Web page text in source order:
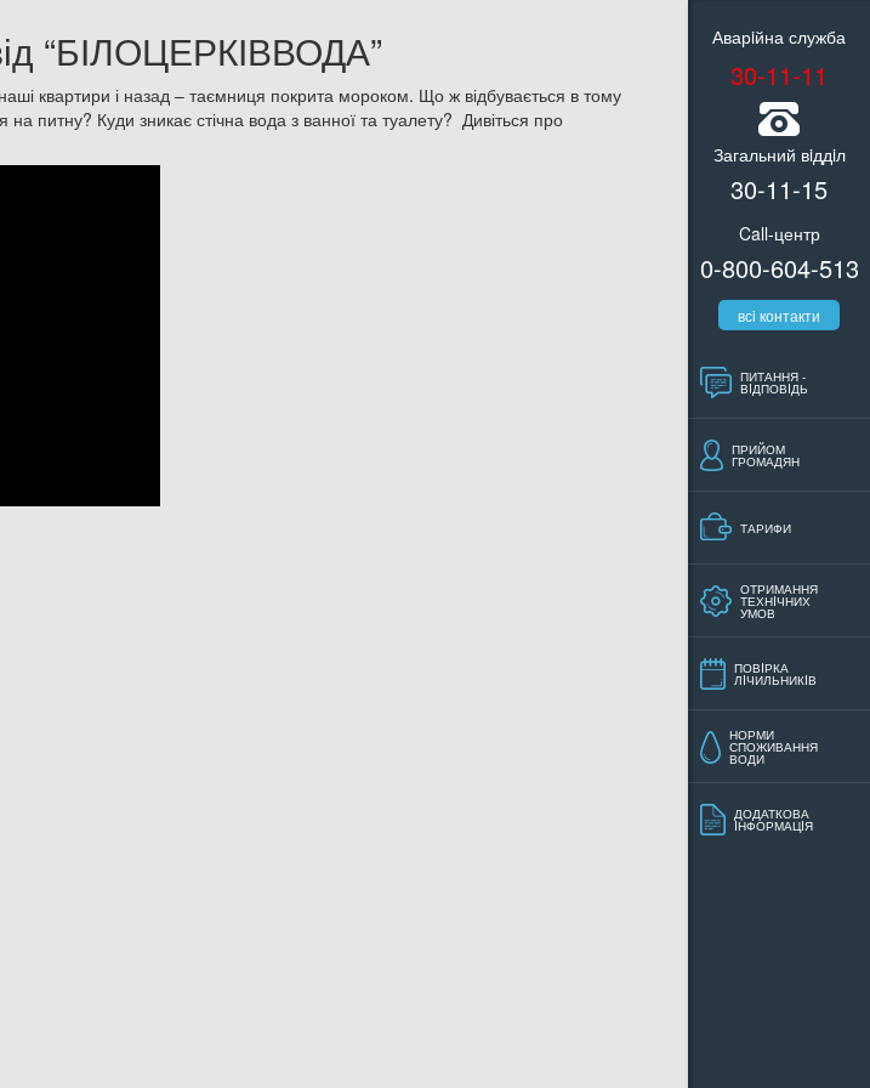
Аварiйна служба
30-11-11
Загальний вiддiл
30-11-15
Call-центр
0-800-604-513
всi контакти
ПИТАННЯ -
ВIДПОВIДЬ
ПРИЙОМ
ГРОМАДЯН
ТАРИФИ
ОТРИМАННЯ
ТЕХНIЧНИХ
УМОВ
ПОВIРКА
ЛIЧИЛЬНИКIВ
НОРМИ
СПОЖИВАННЯ
ВОДИ
ДОДАТКОВА
IНФОРМАЦIЯ
“БІЛОЦЕРКІВВОДА”
квартири і назад – таємниця покрита мороком. Що ж відбувається в тому
питну? Куди зникає стічна вода з ванної та туалету? Дивіться про